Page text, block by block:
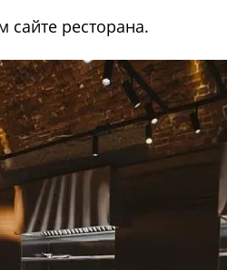
ресторана.